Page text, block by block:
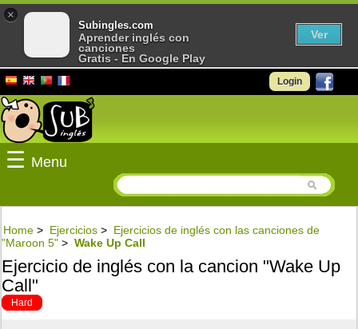
Login
☰ Menu
Home > Ejercicios > Ejercicios de inglés con las canciones de
"Maroon 5" > Wake Up Call
Ejercicio de inglés con la cancion "Wake Up
Call"
Hard
×
Subingles.com
Aprender inglés con
canciones
Gratis - En Google Play
Ver